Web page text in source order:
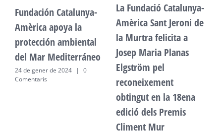
Fundación Catalunya-
Amèrica apoya la
protección ambiental
del Mar Mediterráneo
24 de gener de 2024 |
0
Comentaris
La Fundació Catalunya-
Amèrica Sant Jeroni de
la Murtra felicita a
Josep Maria Planas
Elgström pel
reconeixement
obtingut en la 18ena
edició dels Premis
Climent Mur